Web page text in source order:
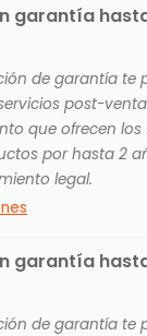
garantía
de garantía te
post-
que ofrecen los
por hasta 2
legal.
garantía
de garantía te